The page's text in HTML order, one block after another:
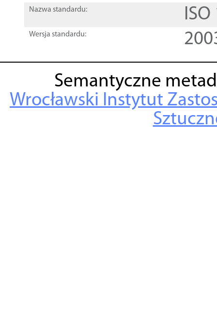
Nazwa standardu:
Wersja standardu:
Semantyczne
Wrocławski Instytut